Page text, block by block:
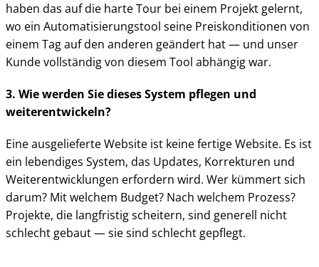
haben das auf die harte Tour bei einem Projekt gelernt,
wo ein Automatisierungstool seine Preiskonditionen von
einem Tag auf den anderen geändert hat — und unser
Kunde vollständig von diesem Tool abhängig war.
3. Wie werden Sie dieses System pflegen und
weiterentwickeln?
Eine ausgelieferte Website ist keine fertige Website. Es ist
ein lebendiges System, das Updates, Korrekturen und
Weiterentwicklungen erfordern wird. Wer kümmert sich
darum? Mit welchem Budget? Nach welchem Prozess?
Projekte, die langfristig scheitern, sind generell nicht
schlecht gebaut — sie sind schlecht gepflegt.